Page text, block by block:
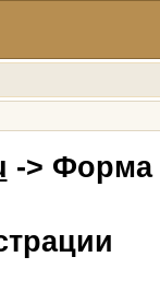
-> Форма